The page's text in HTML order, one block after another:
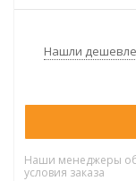
Нашли
Наши менеджеры
условия заказа